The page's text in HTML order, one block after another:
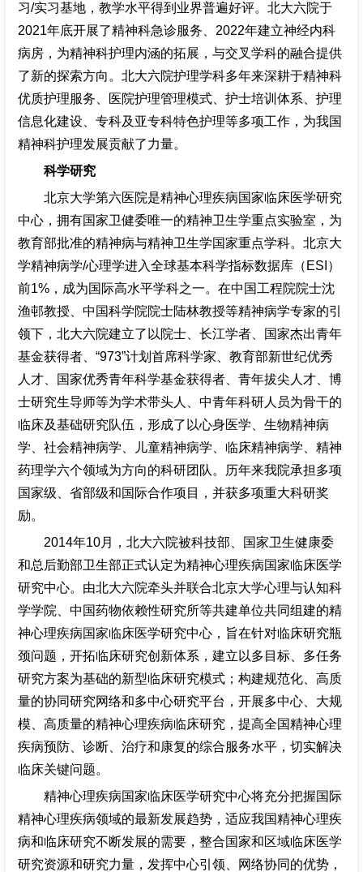
习/实习基地，教学水平得到业界普遍好评。北大六院于
2021年底开展了精神科急诊服务、2022年建立神经内科
病房，为精神科护理内涵的拓展，与交叉学科的融合提供
了新的探索方向。北大六院护理学科多年来深耕于精神科
优质护理服务、医院护理管理模式、护士培训体系、护理
信息化建设、专科及亚专科特色护理等多项工作，为我国
精神科护理发展贡献了力量。
科学研究
北京大学第六医院是精神心理疾病国家临床医学研究
中心，拥有国家卫健委唯一的精神卫生学重点实验室，为
教育部批准的精神病与精神卫生学国家重点学科。北京大
学精神病学/心理学进入全球基本科学指标数据库（ESI）
前1%，成为国际高水平学科之一。在中国工程院院士沈
渔邨教授、中国科学院院士陆林教授等精神病学专家的引
领下，北大六院建立了以院士、长江学者、国家杰出青年
基金获得者、“973”计划首席科学家、教育部新世纪优秀
人才、国家优秀青年科学基金获得者、青年拔尖人才、博
士研究生导师等为学术带头人、中青年科研人员为骨干的
临床及基础研究队伍，形成了以心身医学、生物精神病
学、社会精神病学、儿童精神病学、临床精神病学、精神
药理学六个领域为方向的科研团队。历年来我院承担多项
国家级、省部级和国际合作项目，并获多项重大科研奖
励。
2014年10月，北大六院被科技部、国家卫生健康委
和总后勤部卫生部正式认定为精神心理疾病国家临床医学
研究中心。由北大六院牵头并联合北京大学心理与认知科
学学院、中国药物依赖性研究所等共建单位共同组建的精
神心理疾病国家临床医学研究中心，旨在针对临床研究瓶
颈问题，开拓临床研究创新体系，建立以多目标、多任务
研究方案为基础的新型临床研究模式；构建规范化、高质
量的协同研究网络和多中心研究平台，开展多中心、大规
模、高质量的精神心理疾病临床研究，提高全国精神心理
疾病预防、诊断、治疗和康复的综合服务水平，切实解决
临床关键问题。
精神心理疾病国家临床医学研究中心将充分把握国际
精神心理疾病领域的最新发展趋势，适应我国精神心理疾
病和临床研究不断发展的需要，整合国家和区域临床医学
研究资源和研究力量，发挥中心引领、网络协同的优势，